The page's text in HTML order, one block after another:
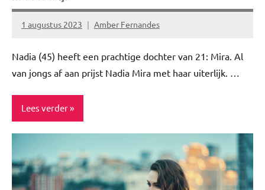
1 augustus 2023 Amber Fernandes
Geen
Nadia (45) heeft een prachtige dochter van 21: Mira. Al
van jongs af aan prijst Nadia Mira met haar uiterlijk. …
Lees verder
Story's